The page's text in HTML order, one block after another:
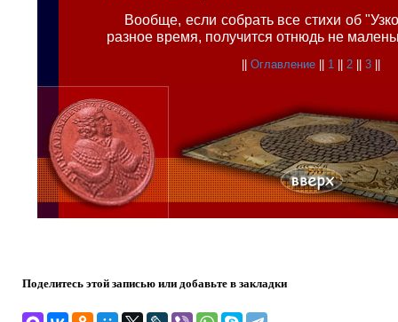
Вообще, если собрать все стихи об
разное время, получится отнюдь не
||Оглавление || 1 || 2 ||3 ||
Поделитесь этой записью или добавьте в закладки